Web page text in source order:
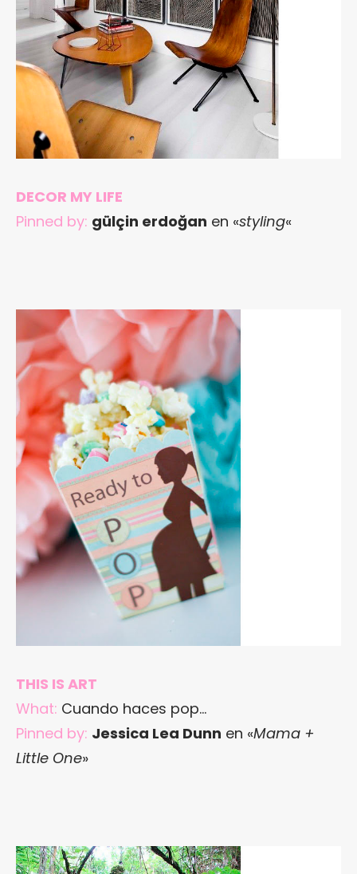
DECOR MY LIFE
Pinned by: gülçin erdoğan en «styling«
THIS IS ART
What: Cuando haces pop…
Pinned by: Jessica Lea Dunn en «Mama +
Little One»